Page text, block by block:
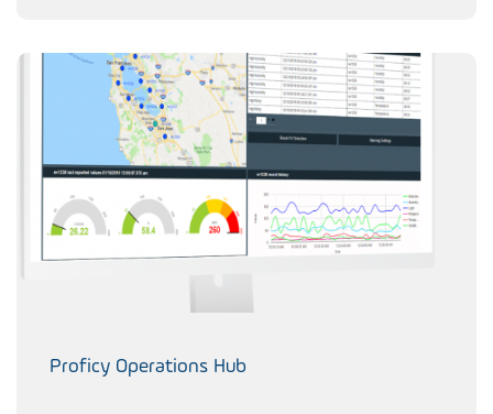
Proficy Operations Hub